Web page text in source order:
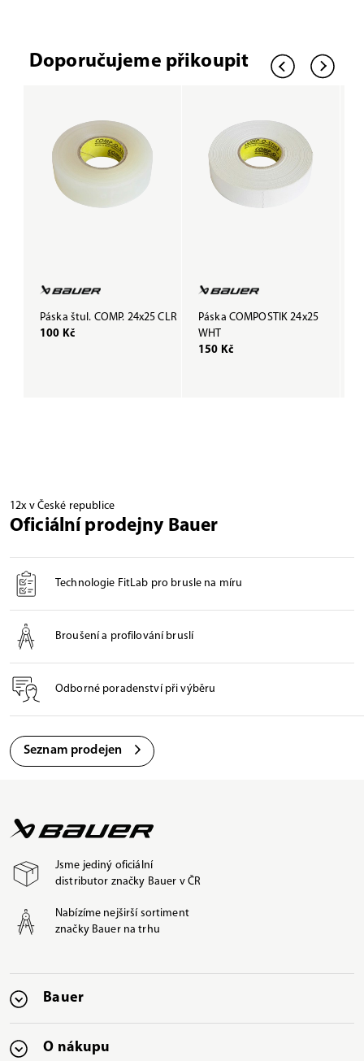
Doporučujeme přikoupit
Páska štul. COMP. 24x25 CLR
100 Kč
Páska COMPOSTIK 24x25
WHT
150 Kč
12x v České republice
Oficiální prodejny Bauer
Technologie FitLab pro brusle na míru
Broušení a profilování bruslí
Odborné poradenství při výběru
Seznam prodejen
Jsme jediný oficiální
distributor značky Bauer v ČR
Nabízíme nejširší sortiment
značky Bauer na trhu
Bauer
O nákupu